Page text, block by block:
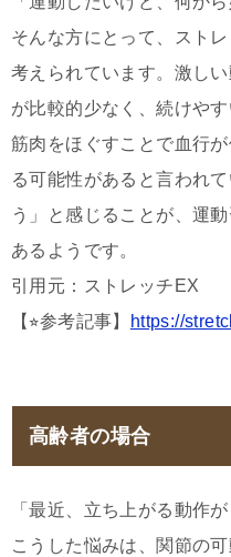
そんな方にとって、スト
考えられています。激し
が比較的少なく、続けやす
筋肉をほぐすことで血行
る可能性があると言われ
う」と感じることが、運
あるようです。
引用元：ストレッチEX
【⭐︎参考記事】
https://
高齢者の場合
「最近、立ち上がる動作が
こうした悩みは、関節の